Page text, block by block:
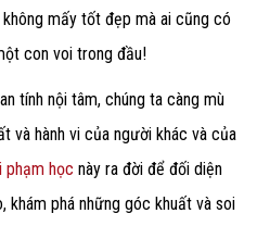
mấy tốt đẹp mà ai cũng có
con voi trong đầu!
tính nội tâm, chúng ta càng mù
và hành vi của người khác và của
phạm học này ra đời để đối diện
khám phá những góc khuất và soi